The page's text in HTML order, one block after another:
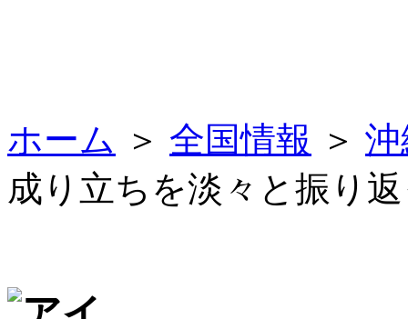
ホーム ＞ 全国情報 ＞
成り立ちを淡々と振り